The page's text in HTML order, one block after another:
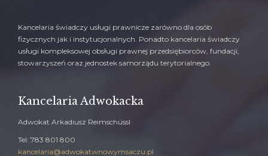
Kancelaria świadczy usługi prawnicze zarówno dla osób
fizycznych jak i instytucjonalnych. Ponadto kancelaria świadczy
usługi kompleksowej obsługi prawnej przedsiębiorców, fundacji,
stowarzyszeń oraz jednostek samorządu terytorialnego.
Kancelaria Adwokacka
Adwokat Arkadiusz Reimschüssl
Tel: 783 801 800
kancelaria@adwokatwnowymsaczu.pl